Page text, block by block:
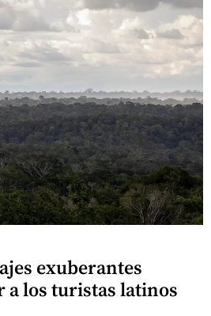
exuberantes
los turistas latinos